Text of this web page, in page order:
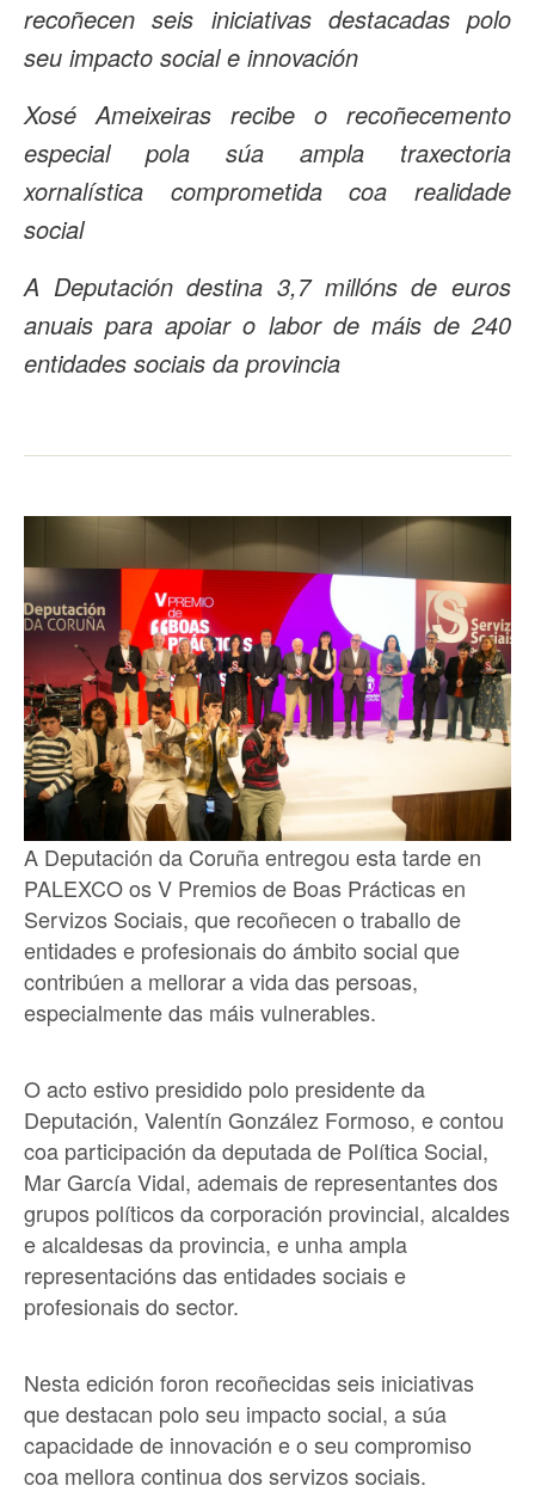
recoñecen seis iniciativas destacadas polo
seu impacto social e innovación
Xosé Ameixeiras recibe o recoñecemento
especial pola súa ampla traxectoria
xornalística comprometida coa realidade
social
A Deputación destina 3,7 millóns de euros
anuais para apoiar o labor de máis de 240
entidades sociais da provincia
A Deputación da Coruña entregou esta tarde en
PALEXCO os V Premios de Boas Prácticas en
Servizos Sociais, que recoñecen o traballo de
entidades e profesionais do ámbito social que
contribúen a mellorar a vida das persoas,
especialmente das máis vulnerables.
O acto estivo presidido polo presidente da
Deputación, Valentín González Formoso, e contou
coa participación da deputada de Política Social,
Mar García Vidal, ademais de representantes dos
grupos políticos da corporación provincial, alcaldes
e alcaldesas da provincia, e unha ampla
representacións das entidades sociais e
profesionais do sector.
Nesta edición foron recoñecidas seis iniciativas
que destacan polo seu impacto social, a súa
capacidade de innovación e o seu compromiso
coa mellora continua dos servizos sociais.